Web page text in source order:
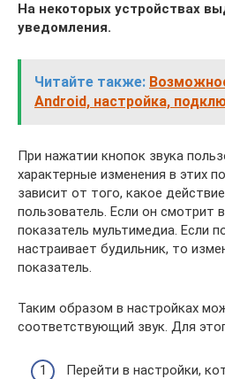
На некоторых устройствах
уведомления.
Читайте также:
Android, настройка,
При нажатии кнопок звука
характерные изменения в этих
зависит от того, какое
пользователь. Если он смотрит
показатель мультимедиа. Если
настраивает будильник, то
показатель.
Таким образом в настройках
соответствующий звук. Для
Перейти в настройки,